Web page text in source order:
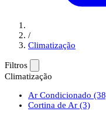
/
Climatização
Filtros
Climatização
Ar Condicionado
Cortina de Ar (3)